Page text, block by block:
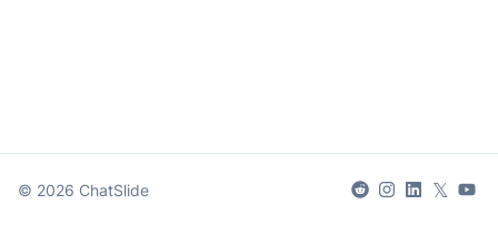
© 2026 ChatSlide 𝕏